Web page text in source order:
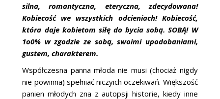
silna, romantyczna, eteryczna, zdecydowana!
Kobiecość we wszystkich odcieniach! Kobiecość,
która daje kobietom siłę do bycia sobą. SOBĄ! W
1o0% w zgodzie ze sobą, swoimi upodobaniami,
gustem, charakterem.
Współczesna panna młoda nie musi (chociaż nigdy
nie powinna) spełniać niczyich oczekiwań. Większość
panien młodych zna z autopsji historie, kiedy inne